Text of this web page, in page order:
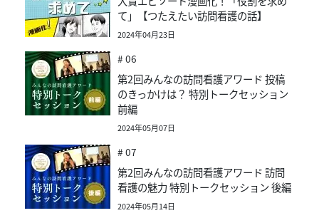
て」【つたえたい訪問看護の話】
2024年04月23日
# 06
第2回みんなの訪問看護アワード 投稿
のきっかけは？ 特別トークセッション
前編
2024年05月07日
# 07
第2回みんなの訪問看護アワード 訪問
看護の魅力 特別トークセッション 後編
2024年05月14日